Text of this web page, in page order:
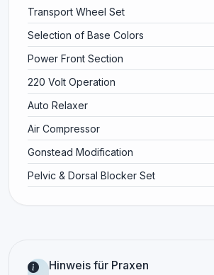
Transport Wheel Set
Selection of Base Colors
Power Front Section
220 Volt Operation
Auto Relaxer
Air Compressor
Gonstead Modification
Pelvic & Dorsal Blocker Set
Hinweis für Praxen